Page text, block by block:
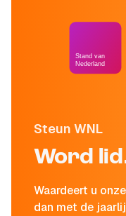
Steun WNL
Word
Waardeert u
dan met de
Stand van
Nederland